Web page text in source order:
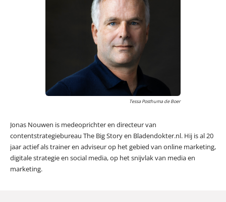
Tessa Posthuma de Boer
Jonas Nouwen is medeoprichter en directeur van
contentstrategiebureau The Big Story en Bladendokter.nl. Hij is al 20
jaar actief als trainer en adviseur op het gebied van online marketing,
digitale strategie en social media, op het snijvlak van media en
marketing.